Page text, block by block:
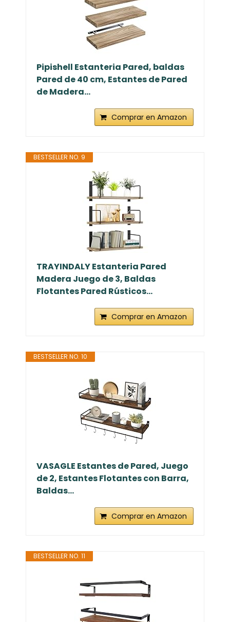
Pipishell Estanteria Pared, baldas
Pared de 40 cm, Estantes de Pared
de Madera...
Comprar en Amazon
BESTSELLER NO. 9
TRAYINDALY Estanteria Pared
Madera Juego de 3, Baldas
Flotantes Pared Rústicos...
Comprar en Amazon
BESTSELLER NO. 10
VASAGLE Estantes de Pared, Juego
de 2, Estantes Flotantes con Barra,
Baldas...
Comprar en Amazon
BESTSELLER NO. 11